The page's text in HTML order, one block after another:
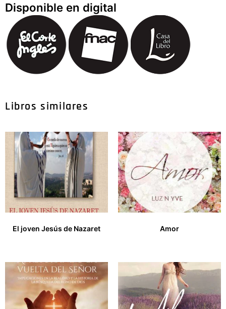
Disponible en digital
Libros similares
El joven Jesús de Nazaret
Amor